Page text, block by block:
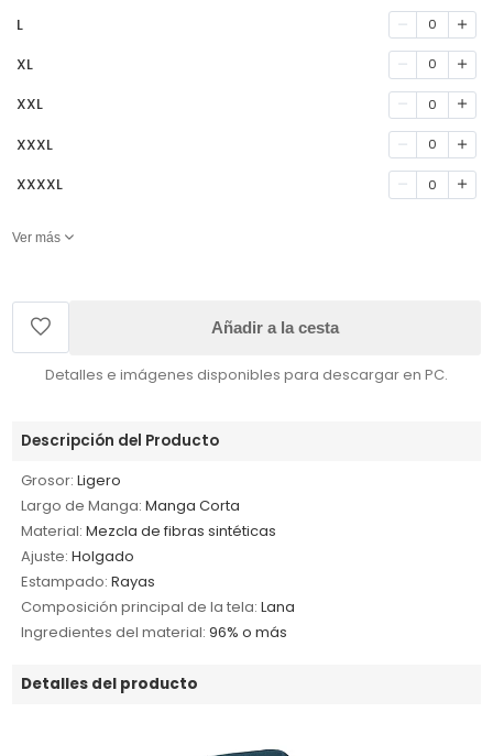
L 0
XL 0
XXL 0
XXXL 0
XXXXL 0
Ver más
Añadir a la cesta
Detalles e imágenes disponibles para descargar en PC.
Descripción del Producto
Grosor: Ligero
Largo de Manga: Manga Corta
Material: Mezcla de fibras sintéticas
Ajuste: Holgado
Estampado: Rayas
Composición principal de la tela: Lana
Ingredientes del material: 96% o más
Detalles del producto